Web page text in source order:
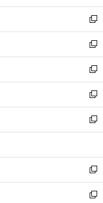
開
く
ウ
で
開
く
ン
ド
ウ
で
開
く
ウ
ィ
ン
ド
ウ
で
開
く
新
し
い
ウ
ィ
ン
ド
ウ
で
開
新
し
い
ウ
ィ
ン
ド
ウ
開
く
新
し
い
ウ
ィ
ン
ウ
で
開
く
新
し
い
ウ
ン
ド
ウ
で
新
し
ウ
ィ
ン
ド
新
し
い
新